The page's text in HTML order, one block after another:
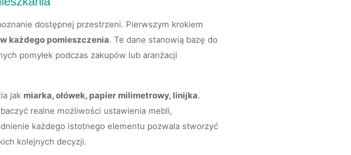
dostępnej przestrzeni. Pierwszym krokiem
każdego pomieszczenia. Te dane stanowią bazę do
pomyłek podczas zakupów lub aranżacji
jak miarka, ołówek, papier milimetrowy, linijka.
realne możliwości ustawienia mebli,
każdego istotnego elementu pozwala stworzyć
kolejnych decyzji.